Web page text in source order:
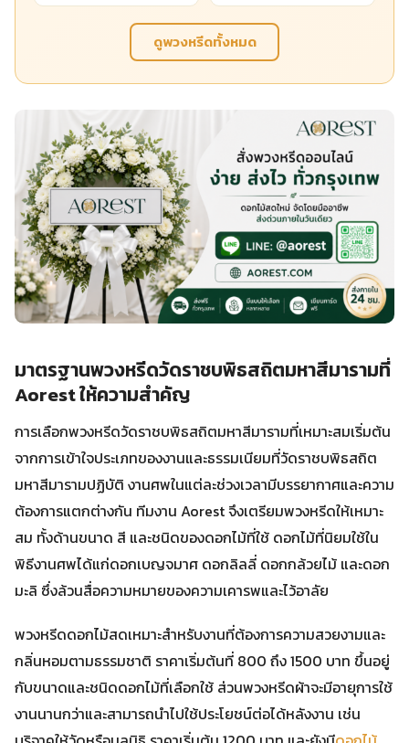
ดูพวงหรีดทั้งหมด
มาตรฐานพวงหรีดวัดราชบพิธสถิตมหาสีมารามที่
Aorest ให้ความสำคัญ
การเลือกพวงหรีดวัดราชบพิธสถิตมหาสีมารามที่เหมาะสมเริ่มต้น
จากการเข้าใจประเภทของงานและธรรมเนียมที่วัดราชบพิธสถิต
มหาสีมารามปฏิบัติ งานศพในแต่ละช่วงเวลามีบรรยากาศและความ
ต้องการแตกต่างกัน ทีมงาน Aorest จึงเตรียมพวงหรีดให้เหมาะ
สม ทั้งด้านขนาด สี และชนิดของดอกไม้ที่ใช้ ดอกไม้ที่นิยมใช้ใน
พิธีงานศพได้แก่ดอกเบญจมาศ ดอกลิลลี่ ดอกกล้วยไม้ และดอก
มะลิ ซึ่งล้วนสื่อความหมายของความเคารพและไว้อาลัย
พวงหรีดดอกไม้สดเหมาะสำหรับงานที่ต้องการความสวยงามและ
กลิ่นหอมตามธรรมชาติ ราคาเริ่มต้นที่ 800 ถึง 1500 บาท ขึ้นอยู่
กับขนาดและชนิดดอกไม้ที่เลือกใช้ ส่วนพวงหรีดผ้าจะมีอายุการใช้
งานนานกว่าและสามารถนำไปใช้ประโยชน์ต่อได้หลังงาน เช่น